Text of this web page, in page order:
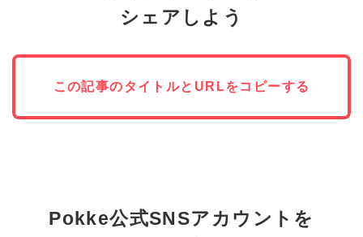
シェアしよう
この記事のタイトルとURLをコピーする
Pokke公式SNSアカウントを